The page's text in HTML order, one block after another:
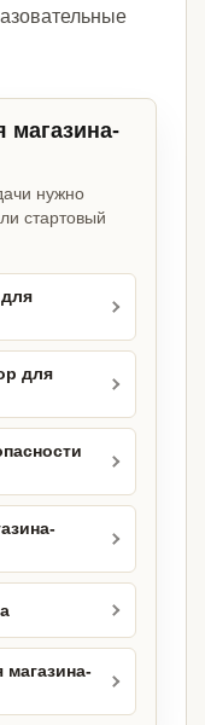
нужно
стартовый
для